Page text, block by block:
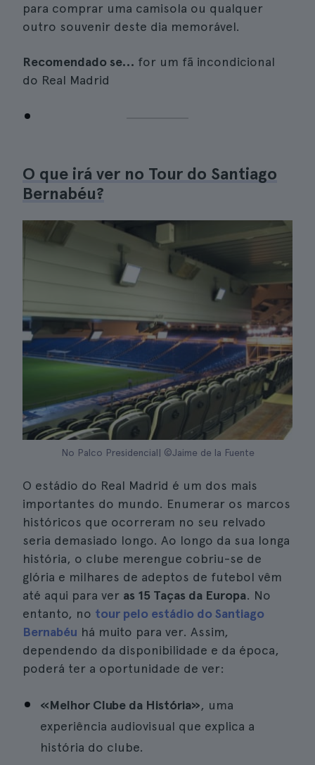
para comprar uma camisola ou qualquer
outro souvenir deste dia memorável.
Recomendado se… for um fã incondicional
do Real Madrid
O que irá ver no Tour do Santiago
Bernabéu?
No Palco Presidencial| ©Jaime de la Fuente
O estádio do Real Madrid é um dos mais
importantes do mundo. Enumerar os marcos
históricos que ocorreram no seu relvado
seria demasiado longo. Ao longo da sua longa
história, o clube merengue cobriu-se de
glória e milhares de adeptos de futebol vêm
até aqui para ver as 15 Taças da Europa. No
entanto, no tour pelo estádio do Santiago
Bernabéu há muito para ver. Assim,
dependendo da disponibilidade e da época,
poderá ter a oportunidade de ver:
«Melhor Clube da História», uma
experiência audiovisual que explica a
história do clube.